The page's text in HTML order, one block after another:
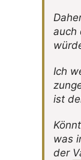
auch
Ich
ist
was
der